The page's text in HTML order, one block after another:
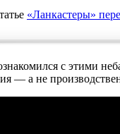
«Ланкастеры»
с этими
— а не